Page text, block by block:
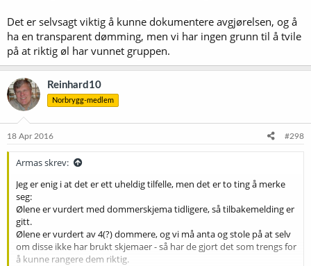
Det er selvsagt viktig å kunne dokumentere avgjørelsen, og å
ha en transparent dømming, men vi har ingen grunn til å tvile
på at riktig øl har vunnet gruppen.
Reinhard10
Norbrygg-medlem
18 Apr 2016 #298
Armas skrev:
Jeg er enig i at det er ett uheldig tilfelle, men det er to ting å merke
seg:
Ølene er vurdert med dommerskjema tidligere, så tilbakemelding er
gitt.
Ølene er vurdert av 4(?) dommere, og vi må anta og stole på at selv
om disse ikke har brukt skjemaer - så har de gjort det som trengs for
å kunne rangere dem riktig.